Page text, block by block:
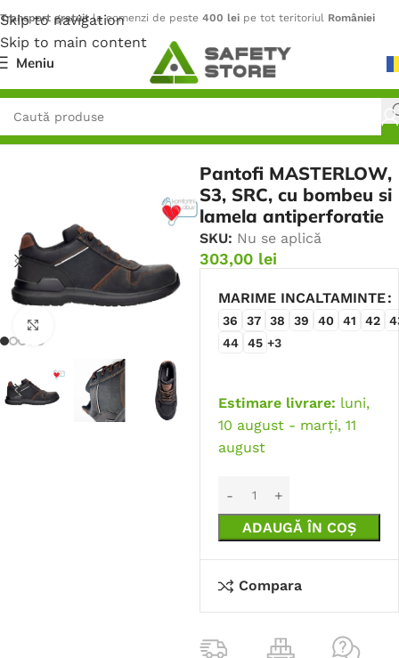
Skip to navigation
Skip to main content
Transport gratuitla comenzi de peste 400 lei pe tot teritoriul României
Meniu
Prima pagină/ Încălțăminte
Pantofi MASTERLOW,
S3, SRC, cu bombeu si
lamela antiperforatie
SKU: Nu se aplică
303,00 lei
MARIME INCALTAMINTE
36 37 38 39 40 41 42
44
45 +3
Estimare livrare: luni,
10 august - marți, 11
august
ADAUGĂ ÎN COȘ
Compara